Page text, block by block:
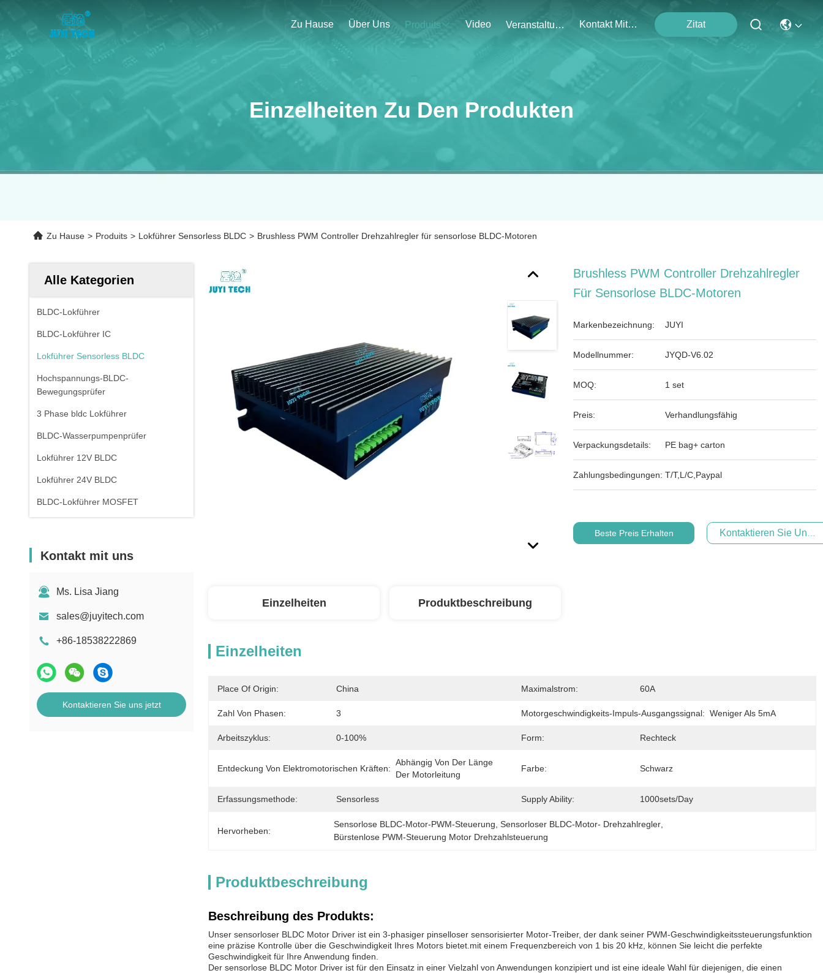
Zu Hause Über Uns Produits Video Veranstaltungen Kontakt Mit Uns Zitat
Einzelheiten Zu Den Produkten
Zu Hause > Produits > Lokführer Sensorless BLDC > Brushless PWM Controller Drehzahlregler für sensorlose BLDC-Motoren
Alle Kategorien
BLDC-Lokführer
BLDC-Lokführer IC
Lokführer Sensorless BLDC
Hochspannungs-BLDC-
Bewegungsprüfer
3 Phase bldc Lokführer
BLDC-Wasserpumpenprüfer
Lokführer 12V BLDC
Lokführer 24V BLDC
BLDC-Lokführer MOSFET
Kontakt mit uns
Ms. Lisa Jiang
sales@juyitech.com
+86-18538222869
Kontaktieren Sie uns jetzt
Brushless PWM Controller Drehzahlregler
Für Sensorlose BLDC-Motoren
Markenbezeichnung: JUYI
Modellnummer: JYQD-V6.02
MOQ: 1 set
Preis: Verhandlungsfähig
Verpackungsdetails: PE bag+ carton
Zahlungsbedingungen: T/T,L/C,Paypal
Beste Preis Erhalten Kontaktieren Sie Uns
Einzelheiten Produktbeschreibung
Einzelheiten
Place Of Origin: China Maximalstrom: 60A
Zahl Von Phasen: 3 Motorgeschwindigkeits-Impuls-Ausgangssignal: Weniger Als 5mA
Arbeitszyklus: 0-100% Form: Rechteck
Entdeckung Von Elektromotorischen Kräften:
Abhängig Von Der Länge
Der Motorleitung
Farbe: Schwarz
Erfassungsmethode: Sensorless Supply Ability: 1000sets/day
Hervorheben:
Sensorlose BLDC-Motor-PWM-Steuerung Sensorloser BLDC-Motor- Drehzahlregler,
Bürstenlose PWM-Steuerung Motor Drehzahlsteuerung
Produktbeschreibung
Beschreibung des Produkts:
Unser sensorloser BLDC Motor Driver ist ein 3-phasiger pinselloser sensorisierter Motor-Treiber, der dank seiner PWM-Geschwindigkeitssteuerungsfunktion
eine präzise Kontrolle über die Geschwindigkeit Ihres Motors bietet.mit einem Frequenzbereich von 1 bis 20 kHz, können Sie leicht die perfekte
Geschwindigkeit für Ihre Anwendung finden.
Der sensorlose BLDC Motor Driver ist für den Einsatz in einer Vielzahl von Anwendungen konzipiert und ist eine ideale Wahl für diejenigen, die einen